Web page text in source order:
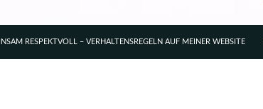
RESPEKTVOLL – VERHALTENSREGELN AUF MEINER WEBSITE